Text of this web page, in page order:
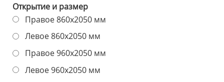
Открытие и размер
Правое 860х2050 мм
Левое 860х2050 мм
Правое 960х2050 мм
Левое 960х2050 мм